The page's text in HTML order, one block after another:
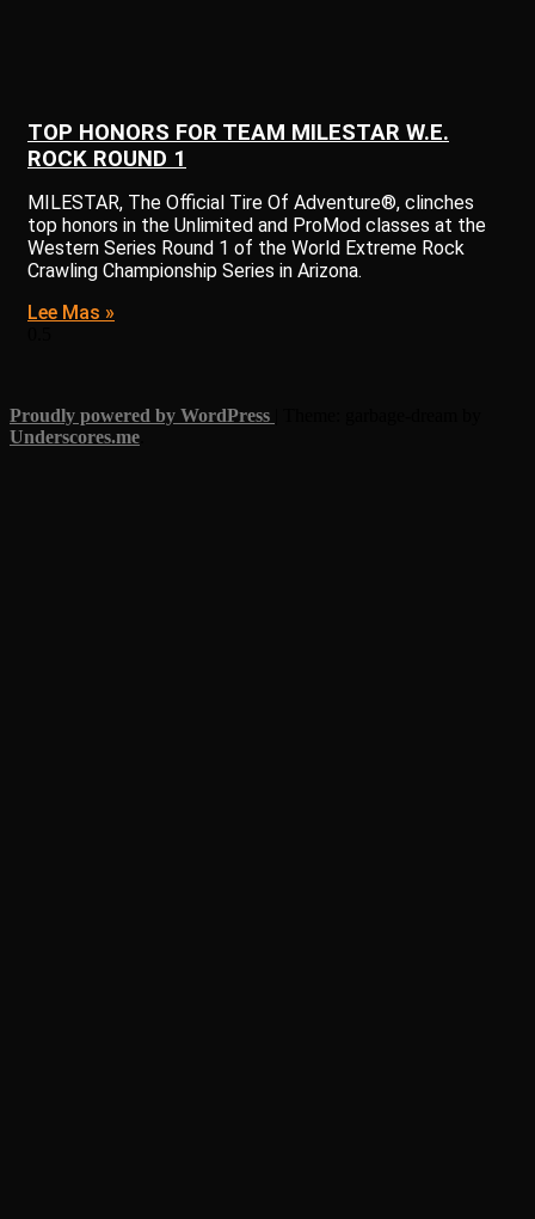
TOP HONORS FOR TEAM MILESTAR W.E.
ROCK ROUND 1
MILESTAR, The Official Tire Of Adventure®, clinches
top honors in the Unlimited and ProMod classes at the
Western Series Round 1 of the World Extreme Rock
Crawling Championship Series in Arizona.
Lee Mas »
Proudly powered by WordPress
Underscores.me